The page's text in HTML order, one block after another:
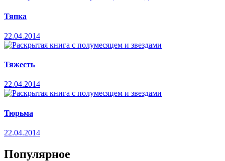
Тяпка
22.04.2014
Тяжесть
22.04.2014
Тюрьма
22.04.2014
Популярное